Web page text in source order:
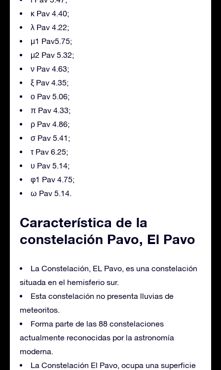
κ Pav 4.40;
λ Pav 4.22;
μ1 Pav5.75;
μ2 Pav 5.32;
ν Pav 4.63;
ξ Pav 4.35;
ο Pav 5.06;
π Pav 4.33;
ρ Pav 4.86;
σ Pav 5.41;
τ Pav 6.25;
υ Pav 5.14;
φ1 Pav 4.75;
ω Pav 5.14.
Característica de la
constelación Pavo, El Pavo
La Constelación, EL Pavo, es una constelación
situada en el hemisferio sur.
Esta constelación no presenta lluvias de
meteoritos.
Forma parte de las 88 constelaciones
actualmente reconocidas por la astronomía
moderna.
La Constelación El Pavo, ocupa una superficie